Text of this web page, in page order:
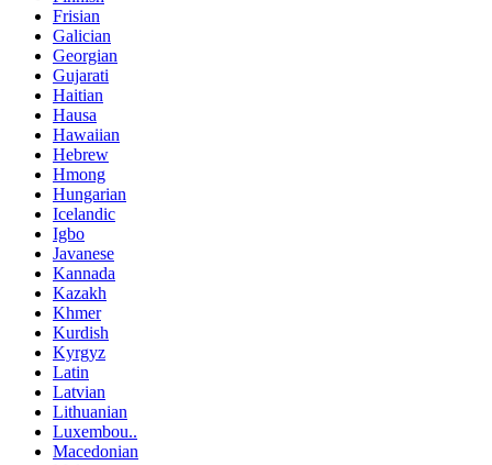
Frisian
Galician
Georgian
Gujarati
Haitian
Hausa
Hawaiian
Hebrew
Hmong
Hungarian
Icelandic
Igbo
Javanese
Kannada
Kazakh
Khmer
Kurdish
Kyrgyz
Latin
Latvian
Lithuanian
Luxembou..
Macedonian